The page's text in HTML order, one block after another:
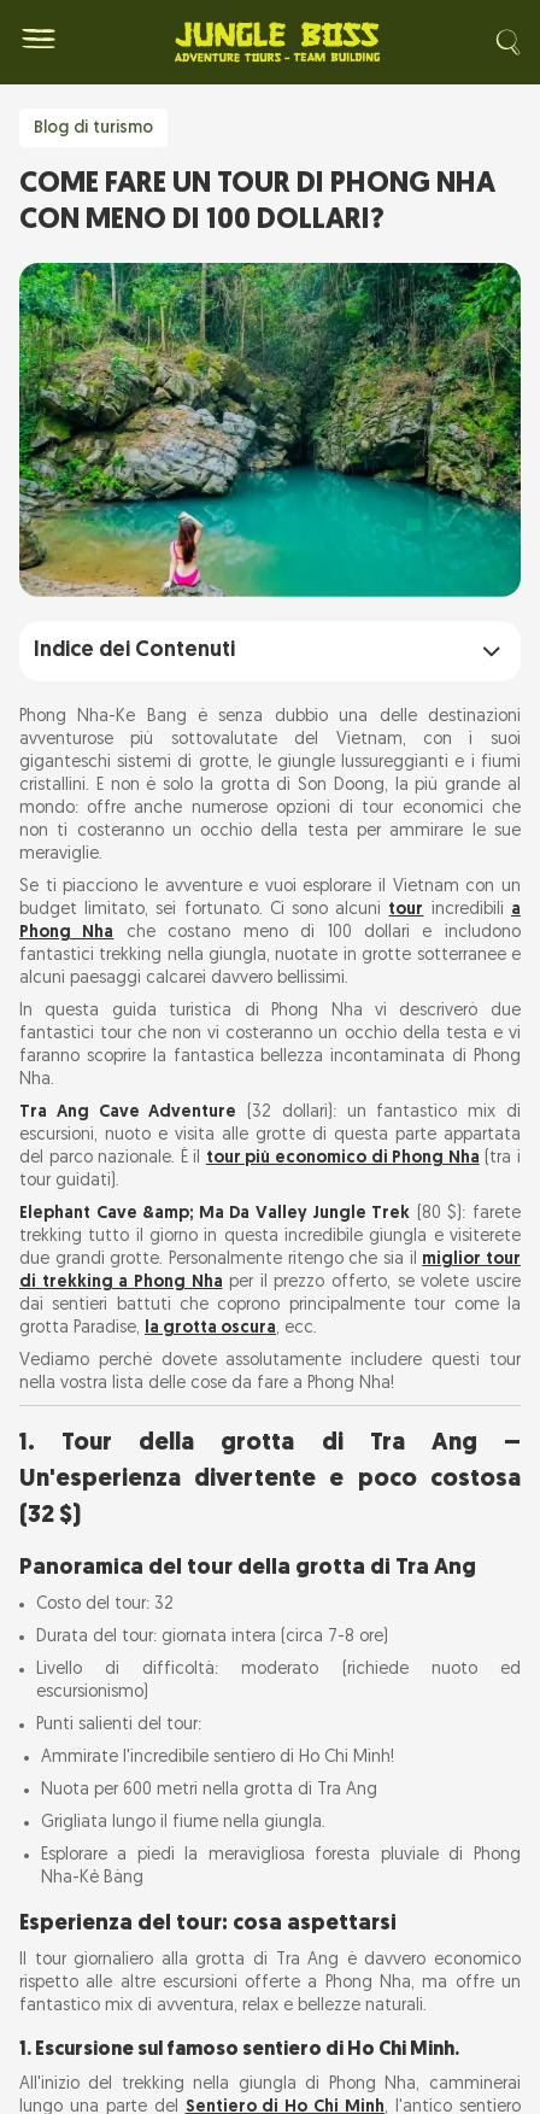
Blog di turismo
COME FARE UN TOUR DI PHONG NHA
CON MENO DI 100 DOLLARI?
Indice dei Contenuti
1. Tour della grotta di Tra Ang –
Un'esperienza divertente e poco costosa
(32 $)
Panoramica del tour della grotta di Tra Ang
Esperienza del tour: cosa aspettarsi
1. Escursione sul famoso sentiero di Ho Chi
Minh.
2. Nuotare nella grotta di Tra Ang
3. Pranzo barbecue nella giungla
4. Ritorno e relax
A chi è rivolto questo tour?
Grotta dell'Elefante e trekking nella giungla
della valle di Ma Da: solo 80 dollari per il
miglior trekking di un'intera giornata!
Ecco tutte le informazioni sul tour della Grotta
dell'Elefante e della Valle di Ma Da.
Punti salienti del viaggio
Esperienza del tour: cosa aspettarsi?
1. Escursione nella valle di Ma Da
2. Visita alla Grotta dell'Elefante
4. Visita alla grotta di Tra Ang (ancora una
volta!)
A chi è rivolto questo tour?
Attività divertenti e poco costose a Phong
Nha
Consigli di viaggio per esploratori con un
budget limitato
Phong Nha-Ke Bang è senza dubbio una delle destinazioni
avventurose più sottovalutate del Vietnam, con i suoi
giganteschi sistemi di grotte, le giungle lussureggianti e i fiumi
cristallini. E non è solo la grotta di Son Doong, la più grande al
mondo: offre anche numerose opzioni di tour economici che
non ti costeranno un occhio della testa per ammirare le sue
meraviglie.
Se ti piacciono le avventure e vuoi esplorare il Vietnam con un
budget limitato, sei fortunato. Ci sono alcuni tour incredibili a
Phong Nha che costano meno di 100 dollari e includono
fantastici trekking nella giungla, nuotate in grotte sotterranee e
alcuni paesaggi calcarei davvero bellissimi.
In questa guida turistica di Phong Nha vi descriverò due
fantastici tour che non vi costeranno un occhio della testa e vi
faranno scoprire la fantastica bellezza incontaminata di Phong
Nha.
Tra Ang Cave Adventure (32 dollari): un fantastico mix di
escursioni, nuoto e visita alle grotte di questa parte appartata
del parco nazionale. È il tour più economico di Phong Nha (tra i
tour guidati).
Elephant Cave &amp; Ma Da Valley Jungle Trek (80 $): farete
trekking tutto il giorno in questa incredibile giungla e visiterete
due grandi grotte. Personalmente ritengo che sia il miglior tour
di trekking a Phong Nha per il prezzo offerto, se volete uscire
dai sentieri battuti che coprono principalmente tour come la
grotta Paradise, la grotta oscura, ecc.
Vediamo perché dovete assolutamente includere questi tour
nella vostra lista delle cose da fare a Phong Nha!
1. Tour della grotta di Tra Ang –
Un'esperienza divertente e poco costosa
(32 $)
Panoramica del tour della grotta di Tra Ang
Costo del tour: 32
Durata del tour: giornata intera (circa 7-8 ore)
Livello di difficoltà: moderato (richiede nuoto ed
escursionismo)
Punti salienti del tour:
Ammirate l'incredibile sentiero di Ho Chi Minh!
Nuota per 600 metri nella grotta di Tra Ang
Grigliata lungo il fiume nella giungla.
Esplorare a piedi la meravigliosa foresta pluviale di Phong
Nha-Kẻ Bàng
Esperienza del tour: cosa aspettarsi
Il tour giornaliero alla grotta di Tra Ang è davvero economico
rispetto alle altre escursioni offerte a Phong Nha, ma offre un
fantastico mix di avventura, relax e bellezze naturali.
1. Escursione sul famoso sentiero di Ho Chi Minh.
All'inizio del trekking nella giungla di Phong Nha, camminerai
lungo una parte del Sentiero di Ho Chi Minh, l'antico sentiero